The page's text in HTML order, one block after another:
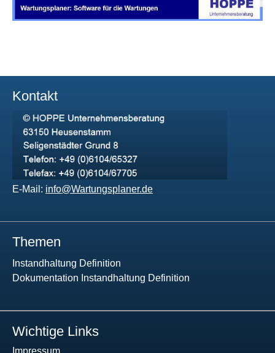
Kontakt
E-Mail: info@Wartungsplaner.de
Themen
Instandhaltung Definition
Dokumentation Instandhaltung Definition
Wichtige Links